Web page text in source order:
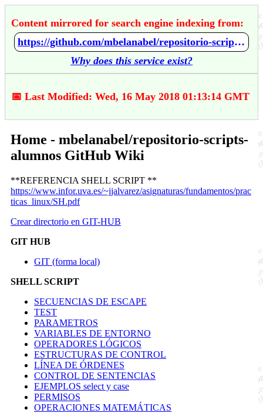
Content mirrored for search engine indexing from:
https://github.com/mbelanabel/repositorio-scripts-alumnos/wiki/Home
Why does this service exist?
📅 Last Modified: Wed, 16 May 2018 01:13:14 GMT
Home - mbelanabel/repositorio-scripts-
alumnos GitHub Wiki
**REFERENCIA SHELL SCRIPT **
https://www.infor.uva.es/~jjalvarez/asignaturas/fundamentos/prac
ticas_linux/SH.pdf
Crear directorio en GIT-HUB
GIT HUB
GIT (forma local)
SHELL SCRIPT
SECUENCIAS DE ESCAPE
TEST
PARAMETROS
VARIABLES DE ENTORNO
OPERADORES LÓGICOS
ESTRUCTURAS DE CONTROL
LÍNEA DE ÓRDENES
CONTROL DE SENTENCIAS
EJEMPLOS select y case
PERMISOS
OPERACIONES MATEMÁTICAS